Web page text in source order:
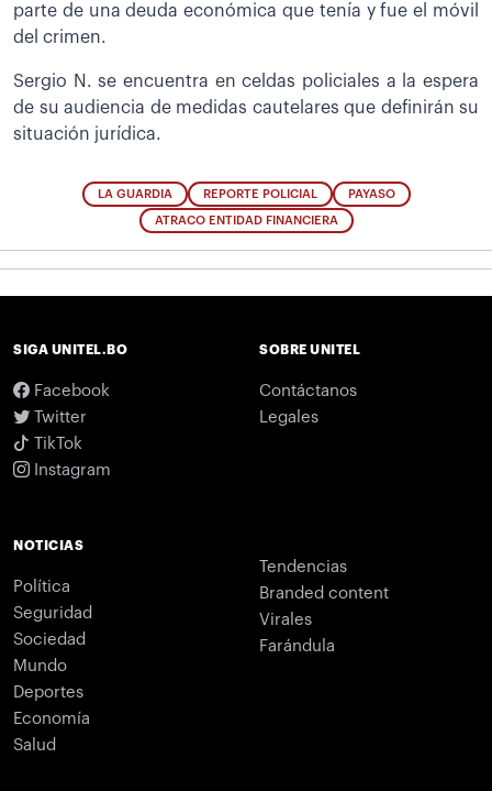
parte de una deuda económica que tenía y fue el móvil
del crimen.
Sergio N. se encuentra en celdas policiales a la espera
de su audiencia de medidas cautelares que definirán su
situación jurídica.
LA GUARDIA REPORTE POLICIAL PAYASO
ATRACO ENTIDAD FINANCIERA
SIGA UNITEL.BO
Facebook
Twitter
TikTok
Instagram
SOBRE UNITEL
Contáctanos
Legales
NOTICIAS
Política
Seguridad
Sociedad
Mundo
Deportes
Economía
Salud
Tendencias
Branded content
Virales
Farándula